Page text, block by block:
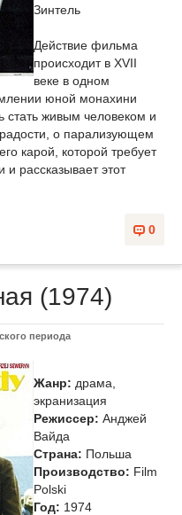
Зинтель
Действие фильма
происходит в XVII
веке в одном
юной монахини
стать живым человеком и
о парализующем
карой, которой требует
и рассказывает этот
0
(1974)
периода
Жанр: драма,
экранизация
Режиссер: Анджей
Вайда
Страна: Польша
Производство: Film
Polski
Год: 1974